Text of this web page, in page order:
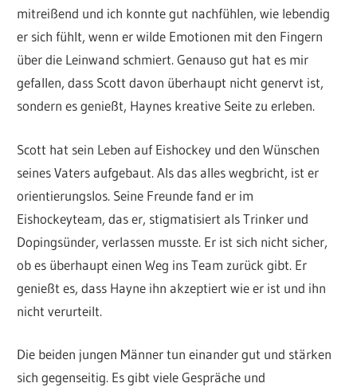
mitreißend und ich konnte gut nachfühlen, wie lebendig
er sich fühlt, wenn er wilde Emotionen mit den Fingern
über die Leinwand schmiert. Genauso gut hat es mir
gefallen, dass Scott davon überhaupt nicht genervt ist,
sondern es genießt, Haynes kreative Seite zu erleben.
Scott hat sein Leben auf Eishockey und den Wünschen
seines Vaters aufgebaut. Als das alles wegbricht, ist er
orientierungslos. Seine Freunde fand er im
Eishockeyteam, das er, stigmatisiert als Trinker und
Dopingsünder, verlassen musste. Er ist sich nicht sicher,
ob es überhaupt einen Weg ins Team zurück gibt. Er
genießt es, dass Hayne ihn akzeptiert wie er ist und ihn
nicht verurteilt.
Die beiden jungen Männer tun einander gut und stärken
sich gegenseitig. Es gibt viele Gespräche und